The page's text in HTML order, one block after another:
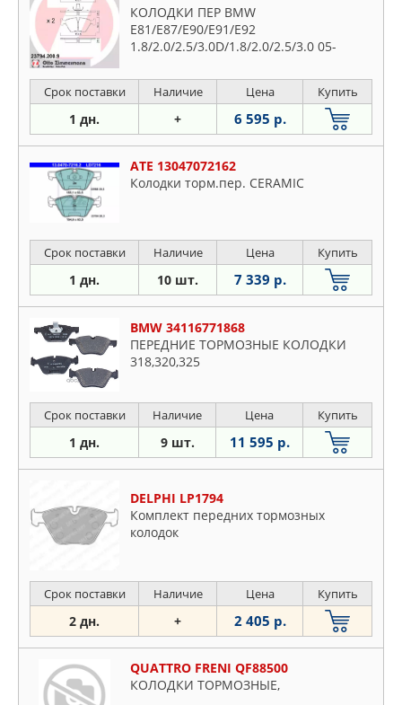
КОЛОДКИ ПЕР BMW
E81/E87/E90/E91/E92
1.8/2.0/2.5/3.0D/1.8/2.0/2.5/3.0 05-
Срок поставки Наличие Цена Купить
1 дн. + 6 595 р.
ATE 13047072162
Колодки торм.пер. CERAMIC
Срок поставки Наличие Цена Купить
1 дн. 10 шт. 7 339 р.
BMW 34116771868
ПЕРЕДНИЕ ТОРМОЗНЫЕ КОЛОДКИ
318,320,325
Срок поставки Наличие Цена Купить
1 дн. 9 шт. 11 595 р.
DELPHI LP1794
Комплект передних тормозных
колодок
Срок поставки Наличие Цена Купить
2 дн. + 2 405 р.
QUATTRO FRENI QF88500
КОЛОДКИ ТОРМОЗНЫЕ,